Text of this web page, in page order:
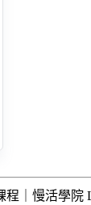
｜慢活學院